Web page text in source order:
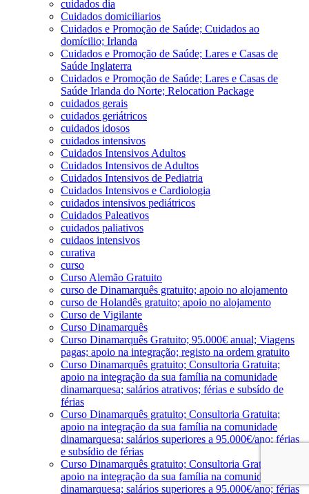
cuidados dia
Cuidados domiciliarios
Cuidados e Promoção de Saúde; Cuidados ao
domícilio; Irlanda
Cuidados e Promoção de Saúde; Lares e Casas de
Saúde Inglaterra
Cuidados e Promoção de Saúde; Lares e Casas de
Saúde Irlanda do Norte; Relocation Package
cuidados gerais
cuidados geriátricos
cuidados idosos
cuidados intensivos
Cuidados Intensivos Adultos
Cuidados Intensivos de Adultos
Cuidados Intensivos de Pediatria
Cuidados Intensivos e Cardiologia
cuidados intensivos pediátricos
Cuidados Paleativos
cuidados paliativos
cuidaos intensivos
curativa
curso
Curso Alemão Gratuito
curso de Dinamarquês gratuito; apoio no alojamento
curso de Holandês gratuito; apoio no alojamento
Curso de Vigilante
Curso Dinamarquês
Curso Dinamarquês Gratuito; 95.000€ anual; Viagens
pagas; apoio na integração; registo na ordem gratuito
Curso Dinamarquês gratuito; Consultoria Gratuita;
apoio na integração da sua família na comunidade
dinamarquesa; salários atrativos; férias e subsído de
férias
Curso Dinamarquês gratuito; Consultoria Gratuita;
apoio na integração da sua família na comunidade
dinamarquesa; salários superiores a 95.000€/ano; férias
e subsídio de férias
Curso Dinamarquês gratuito; Consultoria Gratuita;
apoio na integração da sua família na comunidade
dinamarquesa; salários superiores a 95.000€/ano; férias